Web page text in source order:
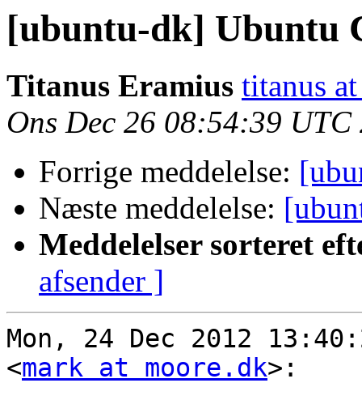
[ubuntu-dk] Ubuntu
Titanus Eramius titanus
Ons Dec 26 08:54:39 UTC
Forrige meddelelse:
Næste meddelelse:
Meddelelser sorteret
afsender ]
Mon, 24 Dec 2012
<mark at moore.dk>: